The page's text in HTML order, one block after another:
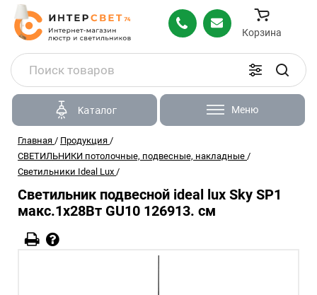
Корзина
Каталог Меню
Главная / Продукция /
СВЕТИЛЬНИКИ потолочные, подвесные, накладные /
Светильники Ideal Lux /
Светильник подвесной ideal lux Sky SP1
макс.1х28Вт GU10 126913. см